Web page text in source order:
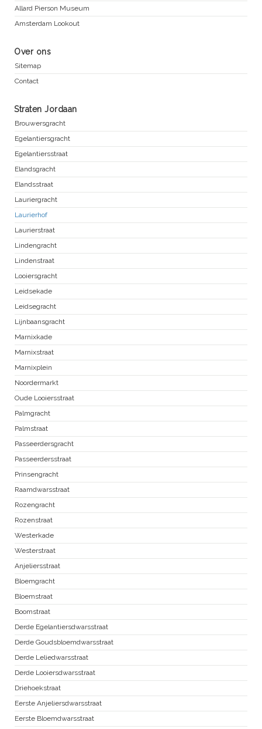
Allard Pierson Museum
Amsterdam Lookout
Over ons
Sitemap
Contact
Straten Jordaan
Brouwersgracht
Egelantiersgracht
Egelantiersstraat
Elandsgracht
Elandsstraat
Lauriergracht
Laurierhof
Laurierstraat
Lindengracht
Lindenstraat
Looiersgracht
Leidsekade
Leidsegracht
Lijnbaansgracht
Marnixkade
Marnixstraat
Marnixplein
Noordermarkt
Oude Looiersstraat
Palmgracht
Palmstraat
Passeerdersgracht
Passeerdersstraat
Prinsengracht
Raamdwarsstraat
Rozengracht
Rozenstraat
Westerkade
Westerstraat
Anjeliersstraat
Bloemgracht
Bloemstraat
Boomstraat
Derde Egelantiersdwarsstraat
Derde Goudsbloemdwarsstraat
Derde Leliedwarsstraat
Derde Looiersdwarsstraat
Driehoekstraat
Eerste Anjeliersdwarsstraat
Eerste Bloemdwarsstraat